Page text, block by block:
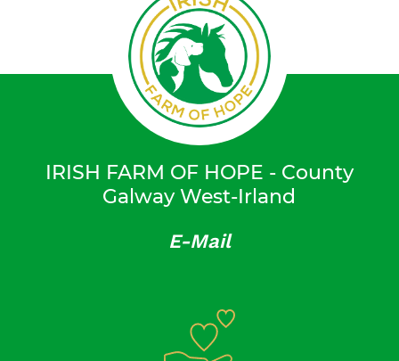
IRISH FARM OF HOPE - County
Galway West-Irland
E-Mail